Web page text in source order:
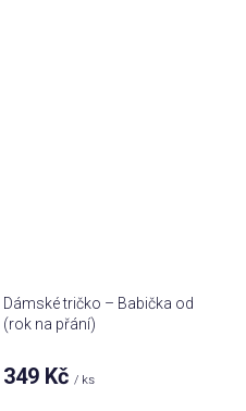
Dámské tričko – Babička od
(rok na přání)
349 Kč / ks